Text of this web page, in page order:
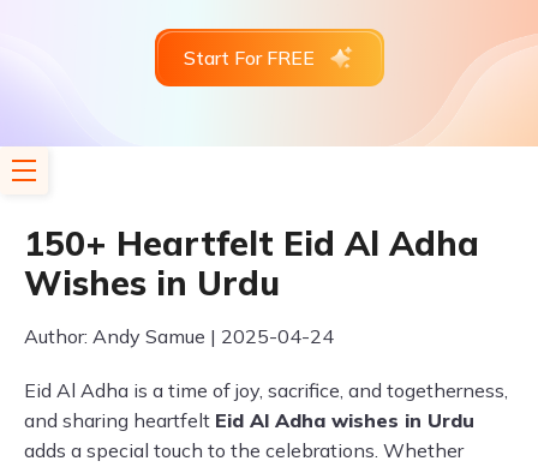
Start For FREE
150+ Heartfelt Eid Al Adha
Wishes in Urdu
Author: Andy Samue | 2025-04-24
Eid Al Adha is a time of joy, sacrifice, and togetherness,
and sharing heartfelt Eid Al Adha wishes in Urdu
adds a special touch to the celebrations. Whether